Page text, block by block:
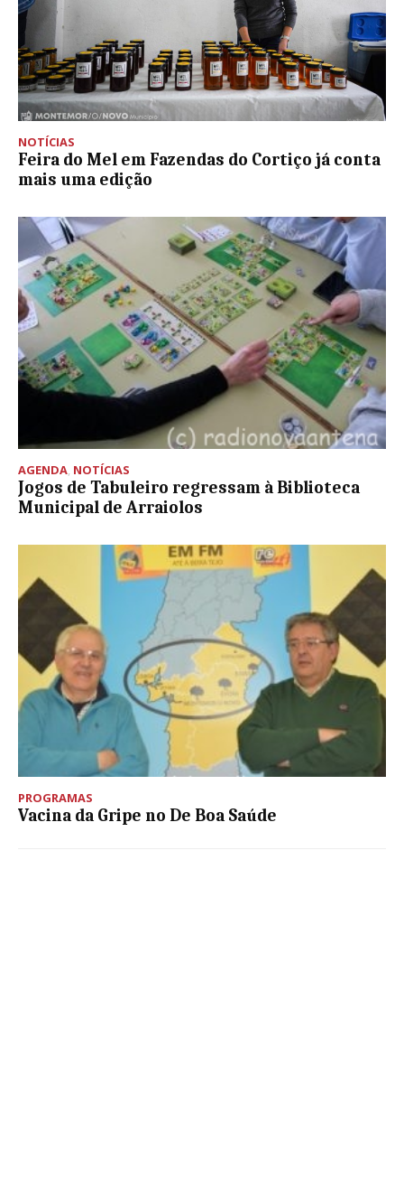
NOTÍCIAS
Feira do Mel em Fazendas do Cortiço já conta
mais uma edição
AGENDA, NOTÍCIAS
Jogos de Tabuleiro regressam à Biblioteca
Municipal de Arraiolos
PROGRAMAS
Vacina da Gripe no De Boa Saúde